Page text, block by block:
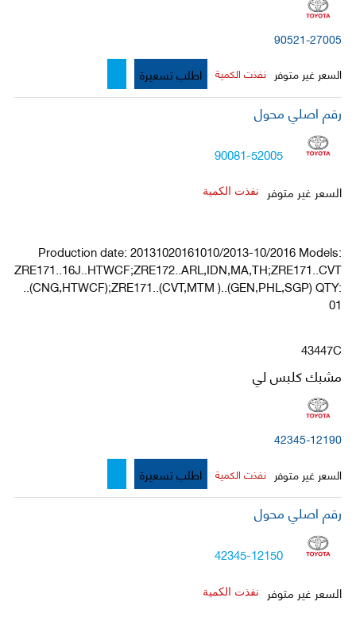
90521-27005
السعر غير متوفر نفذت الكمية اطلب تسعيرة
رقم اصلي محول
90081-52005
السعر غير متوفر
نفذت الكمية
Production date: 20131020161010/2013-10/2016 Models:
ZRE171..16J..HTWCF;ZRE172..ARL,IDN,MA,TH;ZRE171..CVT
..(CNG,HTWCF);ZRE171..(CVT,MTM )..(GEN,PHL,SGP) QTY:
01
43447C
مشبك كلبس لي
42345-12190
السعر غير متوفر نفذت الكمية اطلب تسعيرة
رقم اصلي محول
42345-12150
السعر غير متوفر
نفذت الكمية